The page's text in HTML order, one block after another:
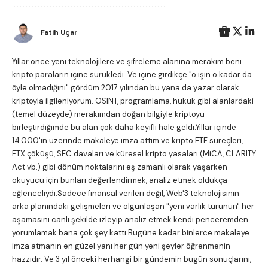
Fatih Uçar
Yıllar önce yeni teknolojilere ve şifreleme alanına merakım beni
kripto paraların içine sürükledi. Ve içine girdikçe "o işin o kadar da
öyle olmadığını" gördüm.2017 yılından bu yana da yazar olarak
kriptoyla ilgileniyorum. OSINT, programlama, hukuk gibi alanlardaki
(temel düzeyde) merakımdan doğan bilgiyle kriptoyu
birleştirdiğimde bu alan çok daha keyifli hale geldi.Yıllar içinde
14.000'in üzerinde makaleye imza attım ve kripto ETF süreçleri,
FTX çöküşü, SEC davaları ve küresel kripto yasaları (MiCA, CLARITY
Act vb.) gibi dönüm noktalarını eş zamanlı olarak yaşarken
okuyucu için bunları değerlendirmek, analiz etmek oldukça
eğlenceliydi.Sadece finansal verileri değil, Web'3 teknolojisinin
arka planındaki gelişmeleri ve olgunlaşan "yeni varlık türünün" her
aşamasını canlı şekilde izleyip analiz etmek kendi penceremden
yorumlamak bana çok şey kattı.Bugüne kadar binlerce makaleye
imza atmanın en güzel yanı her gün yeni şeyler öğrenmenin
hazzıdır. Ve 3 yıl önceki herhangi bir gündemin bugün sonuçlarını,